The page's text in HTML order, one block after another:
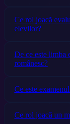
Ce rol joacă
elevilor?
De ce este limba
românesc?
Ce este
Ce rol joacă un